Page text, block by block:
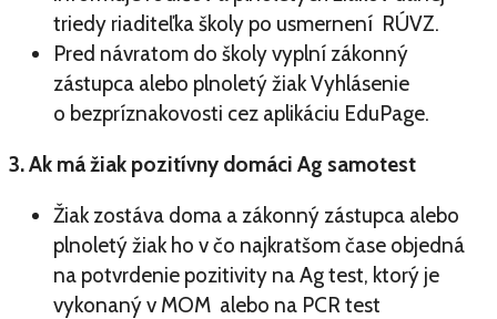
triedy riaditeľka školy po usmernení RÚVZ.
Pred návratom do školy vyplní zákonný
zástupca alebo plnoletý žiak Vyhlásenie
o bezpríznakovosti cez aplikáciu EduPage.
3. Ak má žiak pozitívny domáci Ag samotest
Žiak zostáva doma a zákonný zástupca alebo
plnoletý žiak ho v čo najkratšom čase objedná
na potvrdenie pozitivity na Ag test, ktorý je
vykonaný v MOM alebo na PCR test